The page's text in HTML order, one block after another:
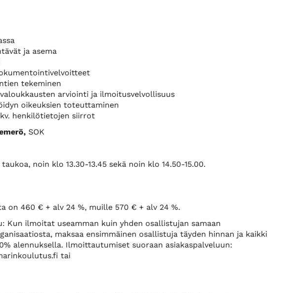
ja asema
tekeminen
arviointi ja ilmoitusvelvollisuus
oikeuksien toteuttaminen
henkilötietojen siirrot
SOK
noin klo 13.30-13.45 sekä noin klo 14.50-15.00.
on 460 € + alv 24 %, muille 570 € + alv 24 %.
Kun ilmoitat useamman kuin yhden osallistujan samaan
maksaa ensimmäinen osallistuja täyden hinnan ja kaikki
alennuksella. Ilmoittautumiset suoraan asiakaspalveluun:
tai